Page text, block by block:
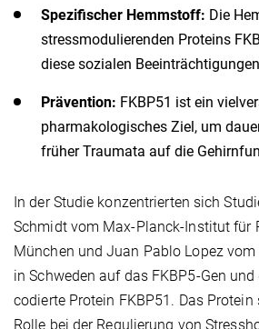
Spezifischer Hemmstoff: Die
stressmodulierenden Proteins
diese sozialen
Prävention: FKBP51 ist ein
pharmakologisches Ziel, um
früher Traumata auf die
In der Studie konzentrierten sich
Schmidt vom Max-Planck-Institut für
München und Juan Pablo Lopez
in Schweden auf das FKBP5-Gen
codierte Protein FKBP51. Das
Rolle bei der Regulierung von